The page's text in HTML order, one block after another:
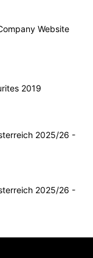
Website
2019
2025/26 -
2025/26 -